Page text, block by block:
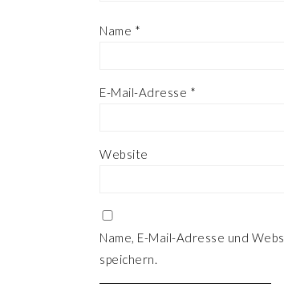
Name *
E-Mail-Adresse *
Website
Name, E-Mail-Adresse und
speichern.